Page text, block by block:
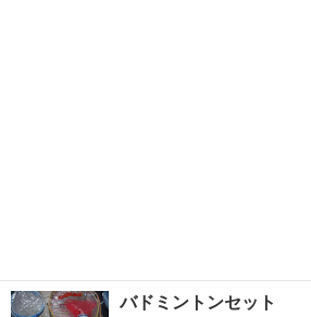
バドミントンセット